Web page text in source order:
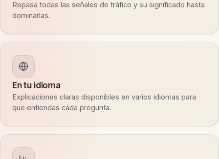
Repasa todas las señales de tráfico y su significado hasta
dominarlas.
En tu idioma
Explicaciones claras disponibles en varios idiomas para
que entiendas cada pregunta.